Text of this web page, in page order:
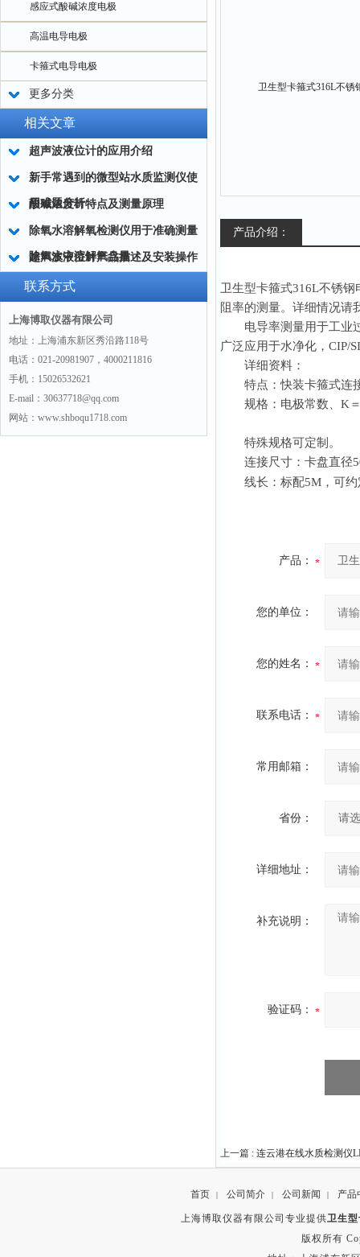
感应式酸碱浓度电极
高温电导电极
卡箍式电导电极
更多分类
相关文章
超声波液位计的应用介绍
新手常遇到的微型站水质监测仪使
用难题分析
酸碱浓度计特点及测量原理
除氧水溶解氧检测仪用于准确测量
除氧水中溶解氧含量
超声波液位计产品描述及安装操作
指南
联系方式
上海博取仪器有限公司
地址：上海浦东新区秀沿路118号
电话：021-20981907，4000211816
手机：15026532621
E-mail：30637718@qq.com
网站：www.shboqu1718.com
产品介绍：
卫生型卡箍式316L不锈钢
阻率的测量。详细情况请
电导率测量用于工业过
广泛应用于水净化， CIP/
详细资料：
特点：快装卡箍式连
规格：电极常数、 K
特殊规格可定制。
连接尺寸：卡盘直径
线长：标配5M ，可
产品：
您的单位：
您的姓名：
联系电话：
常用邮箱：
省份：
详细地址：
补充说明：
验证码：
上一篇 : 连云港在线水质检测仪
首页 | 公司简介 | 公司新闻 | 产品
上海博取仪器有限公司专业提供卫生
版权所有